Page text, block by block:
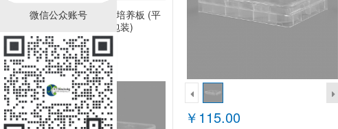
微信公众账号全白96孔细胞培养板 (平
底带盖, 独立包装)
￥115.00
已有0人购买
￥115.00